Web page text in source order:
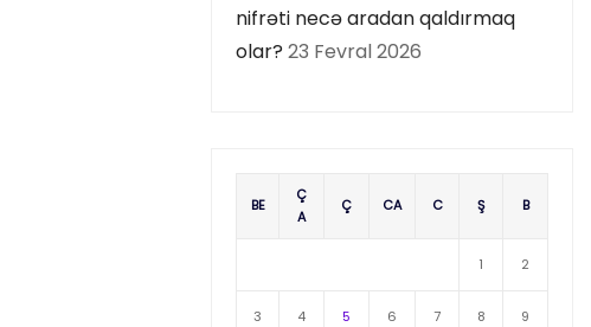
nifrəti necə aradan qaldırmaq
olar? 23 Fevral 2026
BE
Ç
A
Ç CA C Ş B
1 2
3 4 5 6 7 8 9